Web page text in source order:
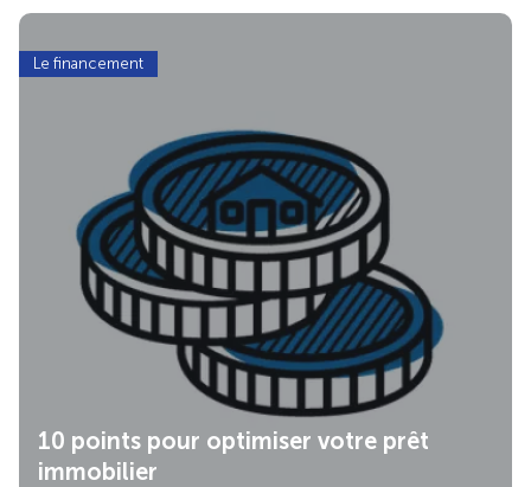
Le financement
10 points pour optimiser votre prêt
immobilier